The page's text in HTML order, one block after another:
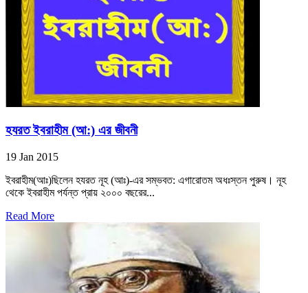
হযরত ইবরাহীম (আ:) এর জীবনী
19 Jan 2015
ইবরাহীম(আঃ)ছিলেন হযরত নূহ (আঃ)-এর সম্ভবত: এগারোতম অধঃস্তন পুরুষ। নূহ
থেকে ইবরাহীম পর্যন্ত প্রায় ২০০০ বছরের...
Read More